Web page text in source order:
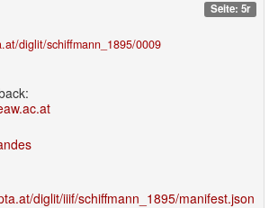
Seite: 5r
diglit/schiffmann_1895/0009
diglit/iiif/schiffmann_1895/manifest.json